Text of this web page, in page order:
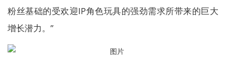
粉丝基础的受欢迎IP角色玩具的强劲需求所带来的巨大
增长潜力。”